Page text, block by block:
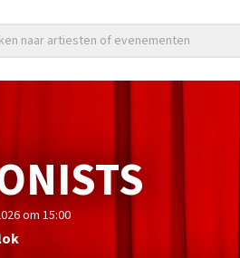
naar artiesten of evenementen
om 15:00